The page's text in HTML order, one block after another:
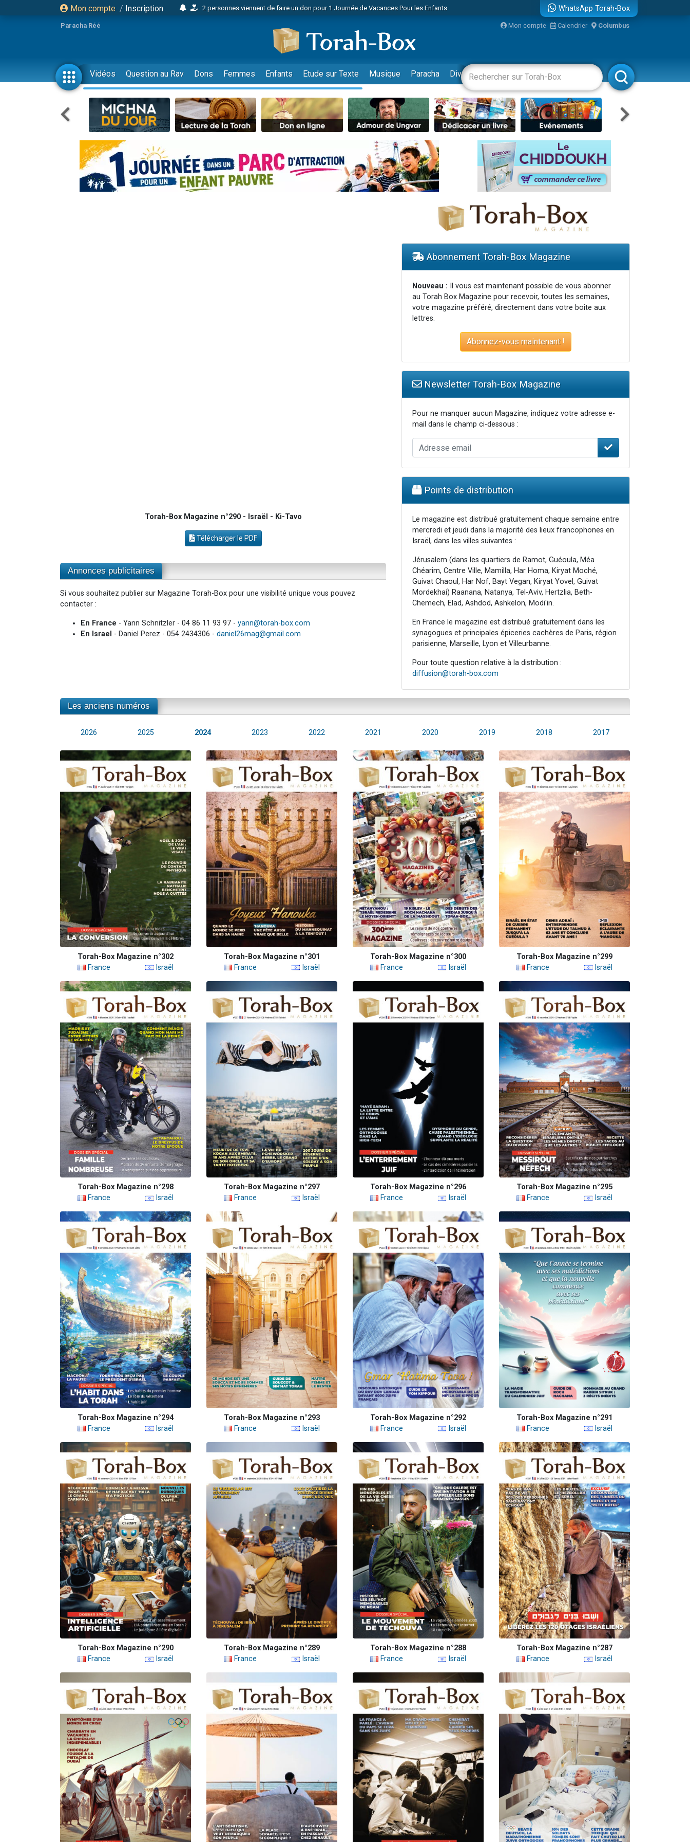
Mon compte / Inscription
17 personnes viennent de demander une bénédiction
Il reste 49 places pour étudier en groupe sur Zoom
23 personnes viennent de faire un don pour Diane, 80 ans, dans un appartement insalubre
Eva vient de donner son Maasser
4 personnes viennent de nous rejoindre sur WhatsApp
3 personnes viennent de nous rejoindre sur WhatsApp
3 personnes viennent de faire un don pour 5 jours de vacances aux Orphelins
Odaya vient de donner son Maasser
13 personnes viennent de demander une bénédiction
12 nouvelles musiques dans Torah-Box Music
30 personnes viennent de faire un don pour Sauvez la jambe de Yohan
4 personnes viennent de faire un don pour Reloger Rivka, 6 enfants, victime de violences...
2 personnes viennent de faire un don pour 1 Journée de Vacances Pour les Enfants
WhatsApp Torah-Box
Paracha Réé Mon compte Calendrier Columbus
Vidéos Question au Rav Dons Femmes Enfants Etude sur Texte Musique Paracha Divertissements Livres Rabbanim
Torah-Box Magazine n°290 - Israël - Ki-Tavo
Télécharger le PDF
Annonces publicitaires
Si vous souhaitez publier sur Magazine Torah-Box pour une visibilité unique vous pouvez
contacter :
En France - Yann Schnitzler - 04 86 11 93 97 - yann@torah-box.com
En Israel - Daniel Perez - 054 2434306 - daniel26mag@gmail.com
Abonnement Torah-Box Magazine
Nouveau : Il vous est maintenant possible de vous abonner
au Torah Box Magazine pour recevoir, toutes les semaines,
votre magazine préféré, directement dans votre boite aux
lettres.
Abonnez-vous maintenant !
Newsletter Torah-Box Magazine
Pour ne manquer aucun Magazine, indiquez votre adresse e-
mail dans le champ ci-dessous :
Points de distribution
Le magazine est distribué gratuitement chaque semaine entre
mercredi et jeudi dans la majorité des lieux francophones en
Israël, dans les villes suivantes :
Jérusalem (dans les quartiers de Ramot, Guéoula, Méa
Chéarim, Centre Ville, Mamilla, Har Homa, Kiryat Moché,
Guivat Chaoul, Har Nof, Bayt Vegan, Kiryat Yovel, Guivat
Mordekhai) Raanana, Natanya, Tel-Aviv, Hertzlia, Beth-
Chemech, Elad, Ashdod, Ashkelon, Modi'in.
En France le magazine est distribué gratuitement dans les
synagogues et principales épiceries cachères de Paris, région
parisienne, Marseille, Lyon et Villeurbanne.
Pour toute question relative à la distribution :
diffusion@torah-box.com
Les anciens numéros
2026 2025 2024 2023 2022 2021 2020 2019 2018 2017
Torah-Box Magazine n°302
France
Israël
Torah-Box Magazine n°301
France
Israël
Torah-Box Magazine n°300
France
Israël
Torah-Box Magazine n°299
France
Israël
Torah-Box Magazine n°298
France
Israël
Torah-Box Magazine n°297
France
Israël
Torah-Box Magazine n°296
France
Israël
Torah-Box Magazine n°295
France
Israël
Torah-Box Magazine n°294
France
Israël
Torah-Box Magazine n°293
France
Israël
Torah-Box Magazine n°292
France
Israël
Torah-Box Magazine n°291
France
Israël
Torah-Box Magazine n°290
France
Israël
Torah-Box Magazine n°289
France
Israël
Torah-Box Magazine n°288
France
Israël
Torah-Box Magazine n°287
France
Israël